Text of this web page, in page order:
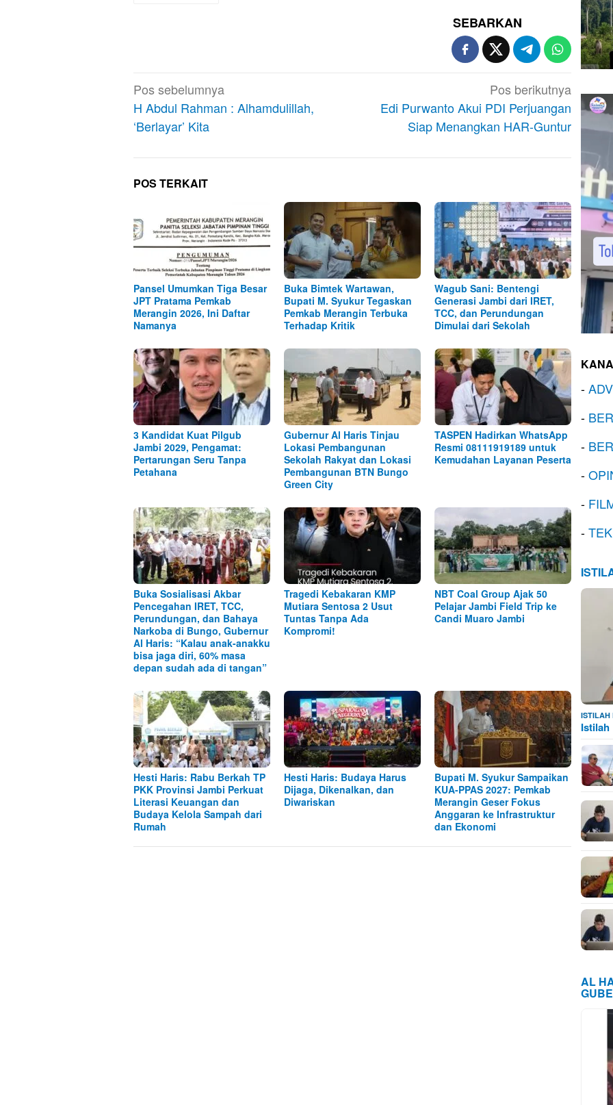
SEBARKAN
Navigasi
pos
Pos sebelumnya
H Abdul Rahman : Alhamdulillah,
‘Berlayar’ Kita
Pos berikutnya
Edi Purwanto Akui PDI Perjuangan
Siap Menangkan HAR-Guntur
POS TERKAIT
Pansel Umumkan Tiga Besar
JPT Pratama Pemkab
Merangin 2026, Ini Daftar
Namanya
Buka Bimtek Wartawan,
Bupati M. Syukur Tegaskan
Pemkab Merangin Terbuka
Terhadap Kritik
Wagub Sani: Bentengi
Generasi Jambi dari IRET,
TCC, dan Perundungan
Dimulai dari Sekolah
3 Kandidat Kuat Pilgub
Jambi 2029, Pengamat:
Pertarungan Seru Tanpa
Petahana
Gubernur Al Haris Tinjau
Lokasi Pembangunan
Sekolah Rakyat dan Lokasi
Pembangunan BTN Bungo
Green City
TASPEN Hadirkan WhatsApp
Resmi 08111919189 untuk
Kemudahan Layanan Peserta
Buka Sosialisasi Akbar
Pencegahan IRET, TCC,
Perundungan, dan Bahaya
Narkoba di Bungo, Gubernur
Al Haris: “Kalau anak-anakku
bisa jaga diri, 60% masa
depan sudah ada di tangan”
Tragedi Kebakaran KMP
Mutiara Sentosa 2 Usut
Tuntas Tanpa Ada
Kompromi!
NBT Coal Group Ajak 50
Pelajar Jambi Field Trip ke
Candi Muaro Jambi
Hesti Haris: Rabu Berkah TP
PKK Provinsi Jambi Perkuat
Literasi Keuangan dan
Budaya Kelola Sampah dari
Rumah
Hesti Haris: Budaya Harus
Dijaga, Dikenalkan, dan
Diwariskan
Bupati M. Syukur Sampaikan
KUA-PPAS 2027: Pemkab
Merangin Geser Fokus
Anggaran ke Infrastruktur
dan Ekonomi
-
-
-
-
-
-
ISTILAH
Istilah
AL